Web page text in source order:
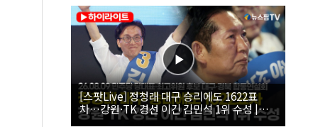
[스팟Live] 정청래 대구 승리에도 1622표
차…강원·TK 경선 이긴 김민석 1위 수성 |
26.08.09 더불어민주당 당대표·최고위원 후